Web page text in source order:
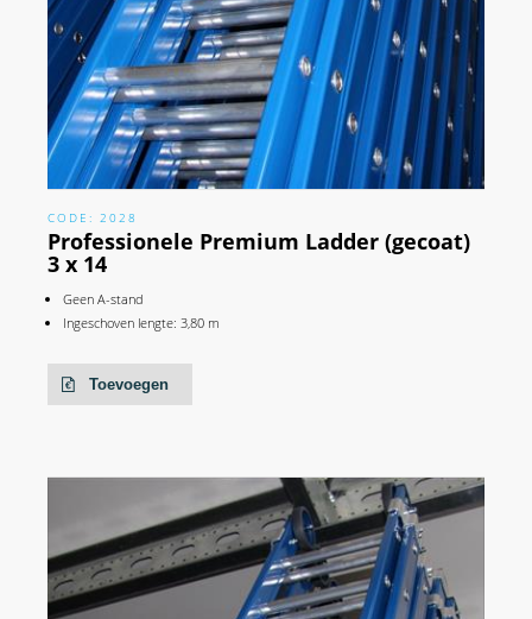
CODE: 2028
Professionele Premium Ladder (gecoat)
3 x 14
Geen A-stand
Ingeschoven lengte: 3,80 m
Toevoegen